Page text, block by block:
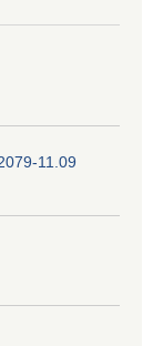
11.09